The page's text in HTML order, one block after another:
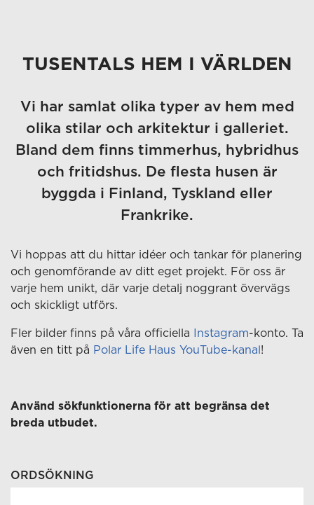
TUSENTALS HEM I VÄRLDEN
Vi har samlat olika typer av hem med
olika stilar och arkitektur i galleriet.
Bland dem finns timmerhus, hybridhus
och fritidshus. De flesta husen är
byggda i Finland, Tyskland eller
Frankrike.
Vi hoppas att du hittar idéer och tankar för planering
och genomförande av ditt eget projekt. För oss är
varje hem unikt, där varje detalj noggrant övervägs
och skickligt utförs.
Fler bilder finns på våra officiella Instagram-konto. Ta
även en titt på Polar Life Haus YouTube-kanal!
Använd sökfunktionerna för att begränsa det
breda utbudet.
ORDSÖKNING